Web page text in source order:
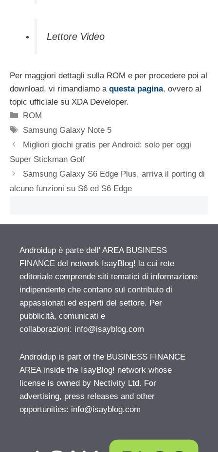
Lettore Video
Per maggiori dettagli sulla ROM e per procedere poi al
download, vi rimandiamo a questa pagina, ovvero al
topic ufficiale su XDA Developer.
Categorie
ROM
Tag
Samsung Galaxy Note 5
Migliori giochi gratis per Android: solo per oggi
Super Stickman Golf
Samsung Galaxy S6 Edge Plus, arriva il porting di
alcune funzioni su S6 ed S6 Edge
Androidup è parte dell' AREA BUSINESS
FINANCE del network IsayBlog! la cui rete
editoriale comprende siti tematici di informazione
indipendente che contano sul contributo di
appassionati ed esperti del settore. Per
pubblicità, comunicati e
collaborazioni: info@isayblog.com
Androidup is part of the BUSINESS FINANCE
AREA inside the IsayBlog! network whose
license is owned by Nectivity Ltd. For
advertising, press releases and other
opportunities: info@isayblog.com